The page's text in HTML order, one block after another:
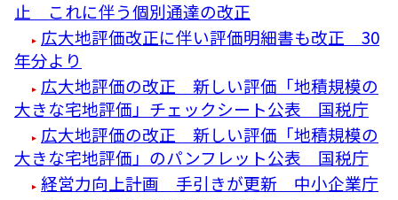
止 これに伴う個別通達の改正
広大地評価改正に伴い評価明細書も改正 30
年分より
広大地評価の改正 新しい評価「地積規模の
大きな宅地評価」チェックシート公表 国税庁
広大地評価の改正 新しい評価「地積規模の
大きな宅地評価」のパンフレット公表 国税庁
経営力向上計画 手引きが更新 中小企業庁